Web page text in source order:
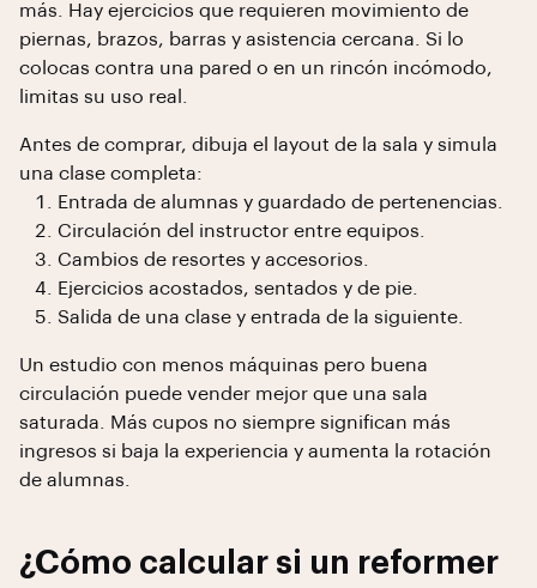
más. Hay ejercicios que requieren movimiento de
piernas, brazos, barras y asistencia cercana. Si lo
colocas contra una pared o en un rincón incómodo,
limitas su uso real.
Antes de comprar, dibuja el layout de la sala y simula
una clase completa:
Entrada de alumnas y guardado de pertenencias.
Circulación del instructor entre equipos.
Cambios de resortes y accesorios.
Ejercicios acostados, sentados y de pie.
Salida de una clase y entrada de la siguiente.
Un estudio con menos máquinas pero buena
circulación puede vender mejor que una sala
saturada. Más cupos no siempre significan más
ingresos si baja la experiencia y aumenta la rotación
de alumnas.
¿Cómo calcular si un reformer